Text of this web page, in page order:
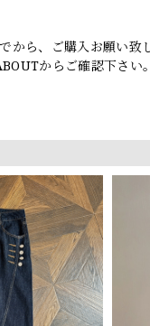
ら、ご購入お願い致し
からご確認下さい